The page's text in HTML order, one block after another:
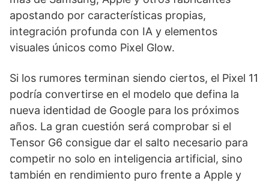
apostando por características propias,
integración profunda con IA y elementos
visuales únicos como Pixel Glow.
Si los rumores terminan siendo ciertos, el Pixel 11
podría convertirse en el modelo que defina la
nueva identidad de Google para los próximos
años. La gran cuestión será comprobar si el
Tensor G6 consigue dar el salto necesario para
competir no solo en inteligencia artificial, sino
también en rendimiento puro frente a Apple y